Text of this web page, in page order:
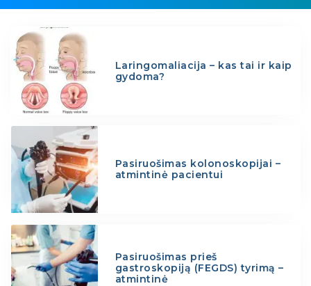
Laringomaliacija – kas tai ir kaip
gydoma?
Pasiruošimas kolonoskopijai –
atmintinė pacientui
Pasiruošimas prieš
gastroskopiją (FEGDS) tyrimą –
atmintinė